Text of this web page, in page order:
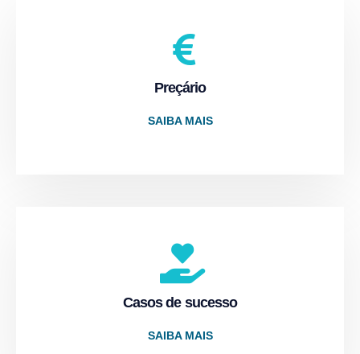
Preçário
SAIBA MAIS
Casos de sucesso
SAIBA MAIS